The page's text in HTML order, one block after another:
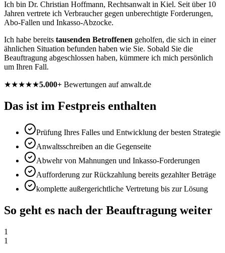
Ich bin Dr. Christian Hoffmann, Rechtsanwalt in Kiel. Seit über 10
Jahren vertrete ich Verbraucher gegen unberechtigte Forderungen,
Abo-Fallen und Inkasso-Abzocke.
Ich habe bereits tausenden Betroffenen geholfen, die sich in einer
ähnlichen Situation befunden haben wie Sie. Sobald Sie die
Beauftragung abgeschlossen haben, kümmere ich mich persönlich
um Ihren Fall.
★★★★★5.000+ Bewertungen auf anwalt.de
Das ist im Festpreis enthalten
Prüfung Ihres Falles und Entwicklung der besten Strategie
Anwaltsschreiben an die Gegenseite
Abwehr von Mahnungen und Inkasso-Forderungen
Aufforderung zur Rückzahlung bereits gezahlter Beträge
komplette außergerichtliche Vertretung bis zur Lösung
So geht es nach der Beauftragung weiter
1
1